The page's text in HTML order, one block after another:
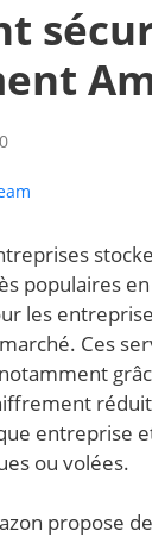
populaires
les
Ces
entreprise
ou volées.
propose